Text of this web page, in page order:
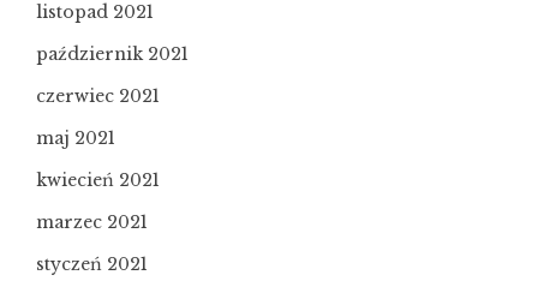
listopad 2021
październik 2021
czerwiec 2021
maj 2021
kwiecień 2021
marzec 2021
styczeń 2021